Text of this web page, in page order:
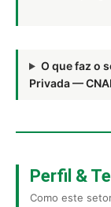
O que faz o
Privada —
Perfil &
Como este